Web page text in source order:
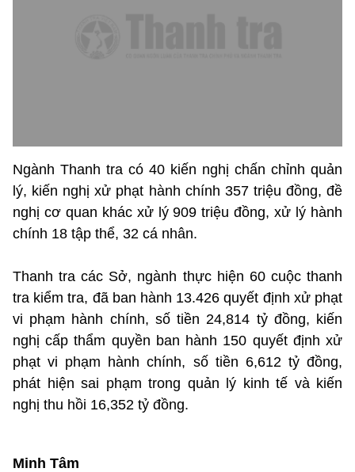
Ngành Thanh tra có 40 kiến nghị chấn chỉnh quản
lý, kiến nghị xử phạt hành chính 357 triệu đồng, đề
nghị cơ quan khác xử lý 909 triệu đồng, xử lý hành
chính 18 tập thể, 32 cá nhân.
Thanh tra các Sở, ngành thực hiện 60 cuộc thanh
tra kiểm tra, đã ban hành 13.426 quyết định xử phạt
vi phạm hành chính, số tiền 24,814 tỷ đồng, kiến
nghị cấp thẩm quyền ban hành 150 quyết định xử
phạt vi phạm hành chính, số tiền 6,612 tỷ đồng,
phát hiện sai phạm trong quản lý kinh tế và kiến
nghị thu hồi 16,352 tỷ đồng.
Minh Tâm